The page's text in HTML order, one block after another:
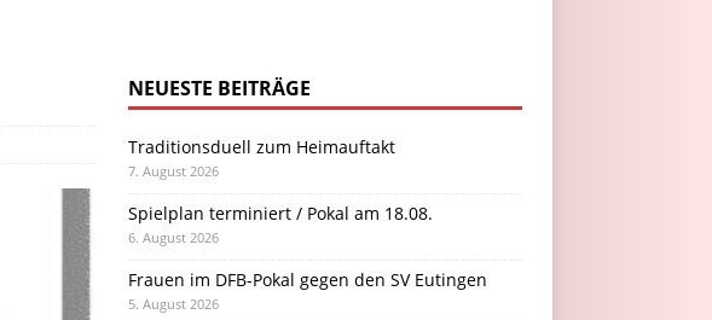
NEUESTE BEITRÄGE
Traditionsduell zum Heimauftakt
7. August 2026
Spielplan terminiert / Pokal am 18.08.
6. August 2026
Frauen im DFB-Pokal gegen den SV Eutingen
5. August 2026